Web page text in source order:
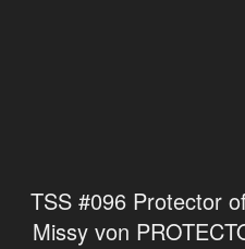
TSS #096 Protector
Missy von